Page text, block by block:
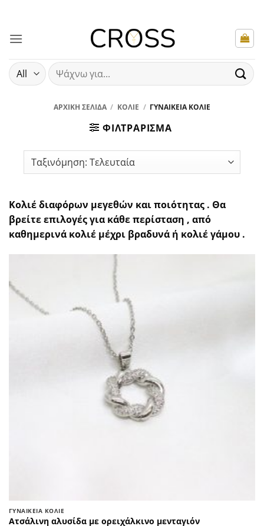
περιεχόμενο
Αναζήτηση
για:
ΑΡΧΙΚΉ ΣΕΛΊΔΑ / ΚΟΛΙΈ / ΓΥΝΑΙΚΕΊΑ ΚΟΛΙΈ
ΦΙΛΤΡΆΡΙΣΜΑ
Κολιέ διαφόρων μεγεθών και ποιότητας . Θα
βρείτε επιλογές για κάθε περίσταση , από
καθημερινά κολιέ μέχρι βραδυνά ή κολιέ γάμου .
ΓΥΝΑΙΚΕΊΑ ΚΟΛΙΈ
Ατσάλινη αλυσίδα με ορειχάλκινο μενταγιόν